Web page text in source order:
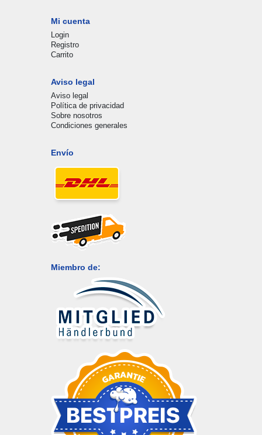
Mi cuenta
Login
Registro
Carrito
Aviso legal
Aviso legal
Política de privacidad
Sobre nosotros
Condiciones generales
Envío
Miembro de: